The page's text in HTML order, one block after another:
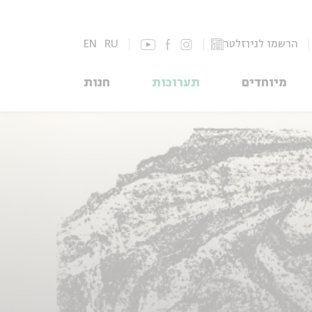
הרשמו לניוזלטר EN RU
מיוחדים תערוכות חנות